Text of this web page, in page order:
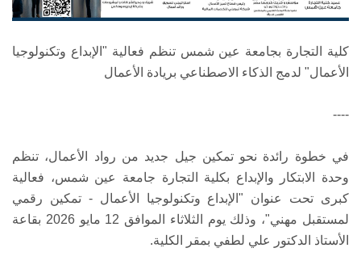
كلية التجارة بجامعة عين شمس تنظم فعالية "الإبداع وتكنولوجيا
الأعمال" لدمج الذكاء الاصطناعي بريادة الأعمال
----
في خطوة رائدة نحو تمكين جيل جديد من رواد الأعمال، تنظم
وحدة الابتكار والإبداع بكلية التجارة جامعة عين شمس، فعالية
كبرى تحت عنوان "الإبداع وتكنولوجيا الأعمال - تمكين رقمي
لمستقبل مهني"، وذلك يوم الثلاثاء الموافق 12 مايو 2026 بقاعة
الأستاذ الدكتور علي لطفي بمقر الكلية.